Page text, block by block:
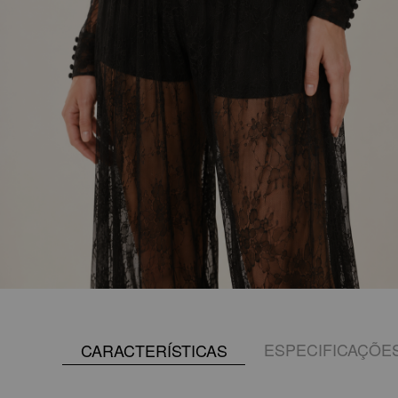
CARACTERÍSTICAS